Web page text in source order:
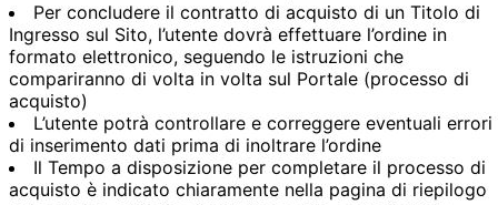
Per concludere il contratto di acquisto di un Titolo di
Ingresso sul Sito, l’utente dovrà effettuare l’ordine in
formato elettronico, seguendo le istruzioni che
compariranno di volta in volta sul Portale (processo di
acquisto)
L’utente potrà controllare e correggere eventuali errori
di inserimento dati prima di inoltrare l’ordine
Il Tempo a disposizione per completare il processo di
acquisto è indicato chiaramente nella pagina di riepilogo